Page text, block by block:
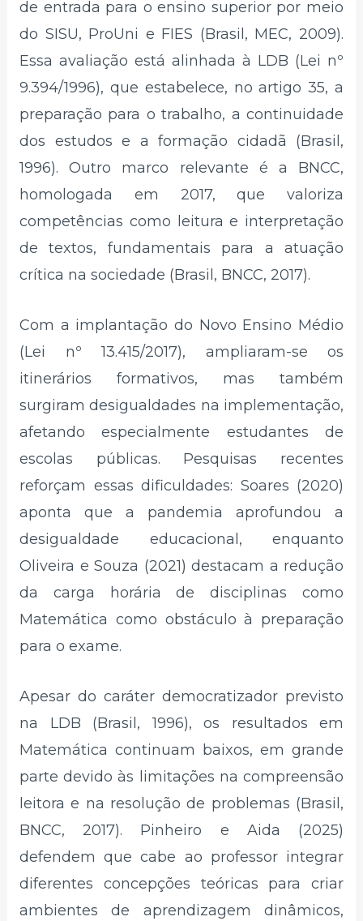
de entrada para o ensino superior por meio
do SISU, ProUni e FIES (Brasil, MEC, 2009).
Essa avaliação está alinhada à LDB (Lei nº
9.394/1996), que estabelece, no artigo 35, a
preparação para o trabalho, a continuidade
dos estudos e a formação cidadã (Brasil,
1996). Outro marco relevante é a BNCC,
homologada em 2017, que valoriza
competências como leitura e interpretação
de textos, fundamentais para a atuação
crítica na sociedade (Brasil, BNCC, 2017).
Com a implantação do Novo Ensino Médio
(Lei nº 13.415/2017), ampliaram-se os
itinerários formativos, mas também
surgiram desigualdades na implementação,
afetando especialmente estudantes de
escolas públicas. Pesquisas recentes
reforçam essas dificuldades: Soares (2020)
aponta que a pandemia aprofundou a
desigualdade educacional, enquanto
Oliveira e Souza (2021) destacam a redução
da carga horária de disciplinas como
Matemática como obstáculo à preparação
para o exame.
Apesar do caráter democratizador previsto
na LDB (Brasil, 1996), os resultados em
Matemática continuam baixos, em grande
parte devido às limitações na compreensão
leitora e na resolução de problemas (Brasil,
BNCC, 2017). Pinheiro e Aida (2025)
defendem que cabe ao professor integrar
diferentes concepções teóricas para criar
ambientes de aprendizagem dinâmicos,